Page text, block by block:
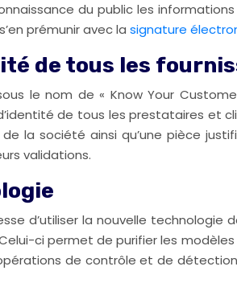
du public les
prémunir avec la signature
de tous les
le nom de « Know Your
de tous les prestataires et
la société ainsi qu’une pièce
validations.
d’utiliser la nouvelle
ci permet de purifier les
de contrôle et de détection.